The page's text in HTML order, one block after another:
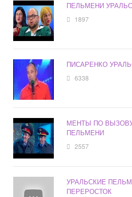
ПЕЛЬМЕНИ
1897
ПИСАРЕНКО
6338
МЕНТЫ ПО
ПЕЛЬМЕНИ
2557
УРАЛЬСКИЕ
ПЕРЕРОСТОК